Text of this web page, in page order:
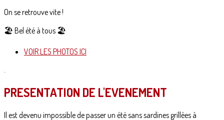
On se retrouve vite !
🏖 Bel été à tous 🏖
VOIR LES PHOTOS ICI
.
PRESENTATION DE L'EVENEMENT
Il est devenu impossible de passer un été sans sardines grillées à